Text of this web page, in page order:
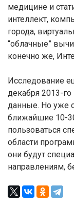
медицине и
интеллект,
города,
“облачные”
конечно же,
Исследование
декабря 2013-
данные. Но уже
ближайшие 10-
пользоваться
области
они будут
направлениям,